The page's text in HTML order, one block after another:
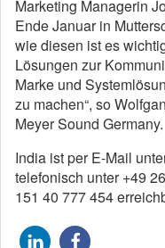
Marketing Managerin
Ende Januar in
wie diesen ist es
Lösungen zur
Marke und
zu machen“, so
Meyer Sound Germany.
India ist per E-Mail
telefonisch unter +49
151 40 777 454